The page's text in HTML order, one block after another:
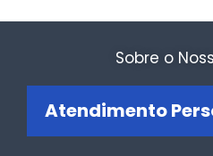
Sobre o
Atendimento